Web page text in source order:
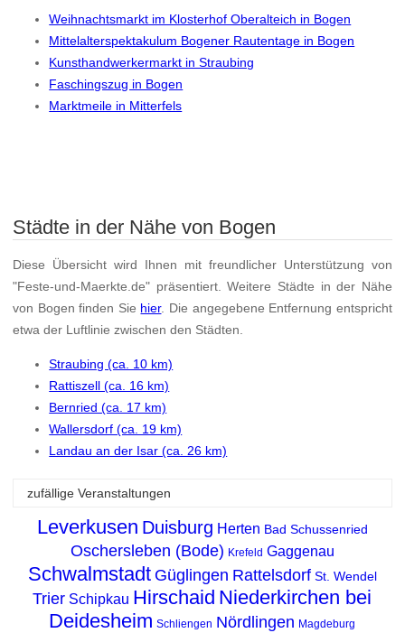
Weihnachtsmarkt im Klosterhof Oberalteich in Bogen
Mittelalterspektakulum Bogener Rautentage in Bogen
Kunsthandwerkermarkt in Straubing
Faschingszug in Bogen
Marktmeile in Mitterfels
Städte in der Nähe von Bogen
Diese Übersicht wird Ihnen mit freundlicher Unterstützung von
"Feste-und-Maerkte.de" präsentiert. Weitere Städte in der Nähe
von Bogen finden Sie hier. Die angegebene Entfernung entspricht
etwa der Luftlinie zwischen den Städten.
Straubing (ca. 10 km)
Rattiszell (ca. 16 km)
Bernried (ca. 17 km)
Wallersdorf (ca. 19 km)
Landau an der Isar (ca. 26 km)
zufällige Veranstaltungen
Leverkusen Duisburg Herten Bad Schussenried
Oschersleben (Bode) Krefeld Gaggenau
Schwalmstadt Güglingen Rattelsdorf St. Wendel
Trier Schipkau Hirschaid Niederkirchen bei
Deidesheim Schliengen Nördlingen Magdeburg